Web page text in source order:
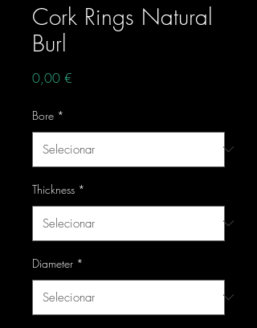
Cork Rings Natural
Burl
0,00 €
Bore *
Thickness *
Diameter *